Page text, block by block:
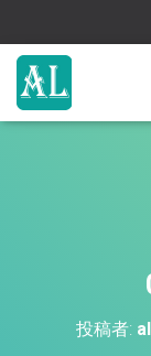
投稿者: